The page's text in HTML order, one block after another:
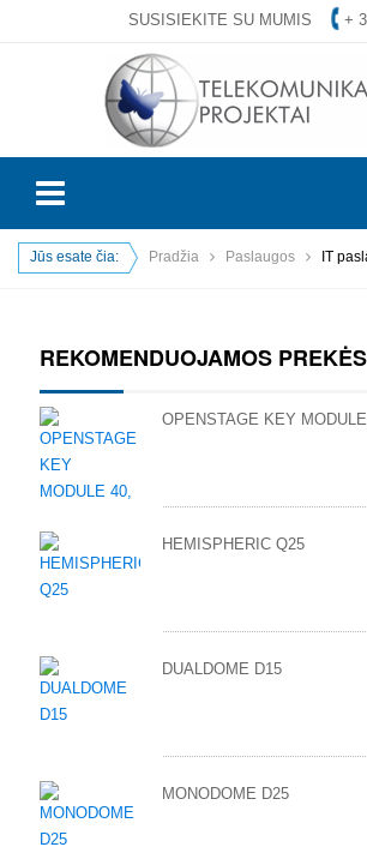
SUSISIEKITE SU MUMIS +
Jūs esate čia: Pradžia Paslaugos IT
REKOMENDUOJAMOS PREKĖS
OPENSTAGE KEY
HEMISPHERIC Q25
DUALDOME D15
MONODOME D25